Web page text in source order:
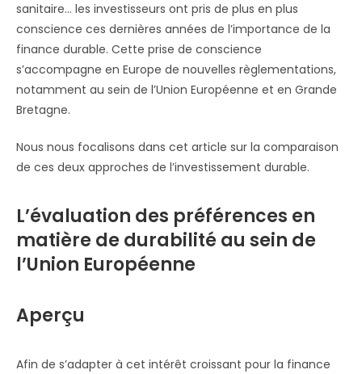
sanitaire… les investisseurs ont pris de plus en plus
conscience ces dernières années de l’importance de la
finance durable. Cette prise de conscience
s’accompagne en Europe de nouvelles règlementations,
notamment au sein de l’Union Européenne et en Grande
Bretagne.
Nous nous focalisons dans cet article sur la comparaison
de ces deux approches de l’investissement durable.
L’évaluation des préférences en
matière de durabilité au sein de
l’Union Européenne
Aperçu
Afin de s’adapter à cet intérêt croissant pour la finance